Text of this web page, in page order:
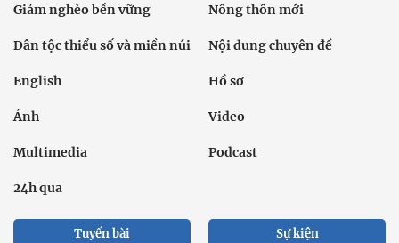
Giảm nghèo bền vững Nông thôn mới
Dân tộc thiểu số và miền núi Nội dung chuyên đề
English Hồ sơ
Ảnh Video
Multimedia Podcast
24h qua
Tuyến bài Sự kiện